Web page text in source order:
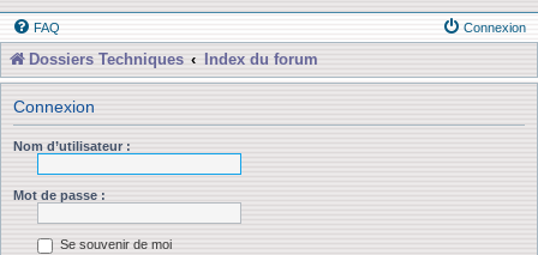
FAQ Connexion
Dossiers Techniques Index du forum
Connexion
Nom d’utilisateur :
Mot de passe :
Se souvenir de moi